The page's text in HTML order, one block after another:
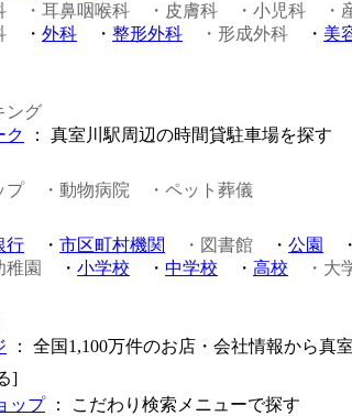
・耳鼻咽喉科 ・皮膚科 ・小児科 ・
・ 外科 ・ 整形外科 ・形成外科 ・ 美
ング
ク
： 真室川駅周辺の時間貸駐車場を探す
プ
・動物病院
・ペット葬儀
行 ・ 市区町村機関 ・図書館 ・ 公園 ・
稚園 ・ 小学校 ・ 中学校 ・ 高校
・大
： 全国1,100万件のお店・会社情報から真
]
ップ： こだわり検索メニューで探す